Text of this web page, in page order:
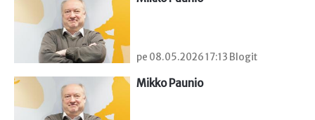
pe 08.05.2026 17:13 Blogit
Mikko Paunio